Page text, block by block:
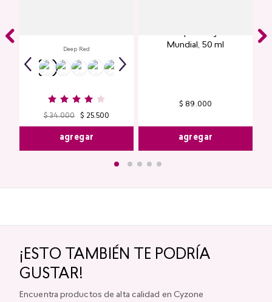
Deep Red
$ 34.000 $ 25.500
agregar
Mundial​, 50 ml
$ 89.000
agregar
¡ESTO TAMBIÉN TE PODRÍA
GUSTAR!
Encuentra productos de alta calidad en Cyzone